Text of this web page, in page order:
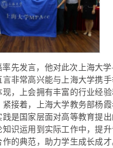
率先发言，他对此次上海大
非常高兴能与上海大学携
，上会拥有丰富的行业经验
接着，上海大学教务部杨霞
是国家层面对高等教育提出
识运用到实际工作中，提升
的典范，助力学生成长成